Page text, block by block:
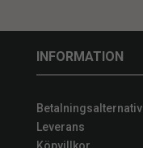
INFORMATION
Betalningsalternativ
Leverans